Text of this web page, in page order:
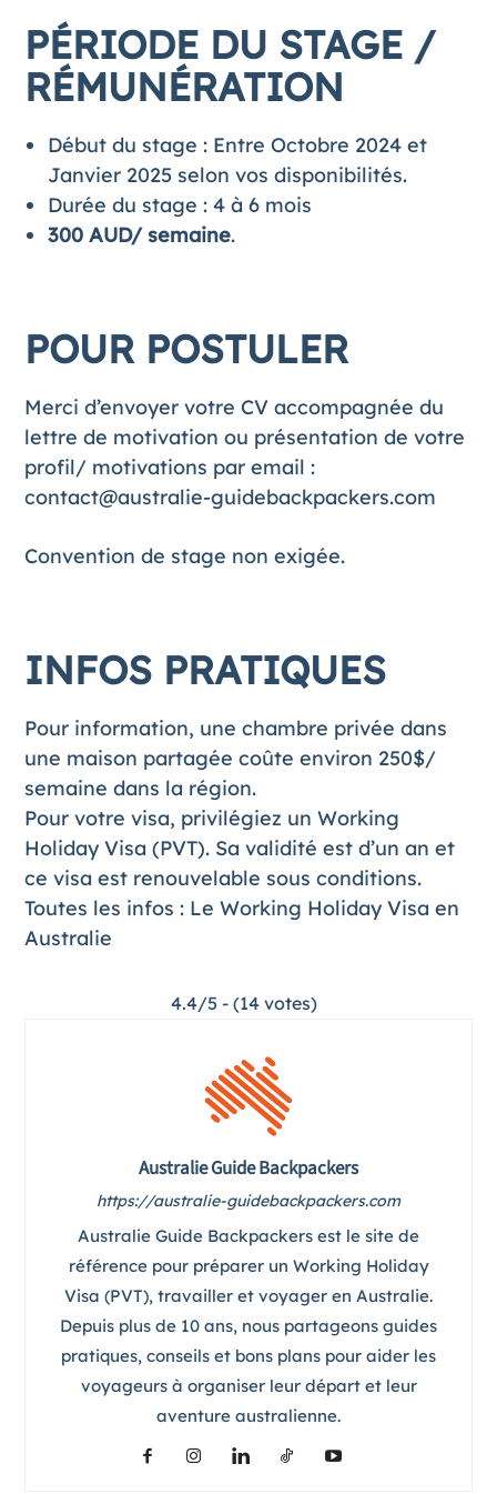
PÉRIODE DU STAGE /
RÉMUNÉRATION
Début du stage : Entre Octobre 2024 et
Janvier 2025 selon vos disponibilités.
Durée du stage : 4 à 6 mois
300 AUD/ semaine.
POUR POSTULER
Merci d’envoyer votre CV accompagnée du
lettre de motivation ou présentation de votre
profil/ motivations par email :
contact@australie-guidebackpackers.com
Convention de stage non exigée.
INFOS PRATIQUES
Pour information, une chambre privée dans
une maison partagée coûte environ 250$/
semaine dans la région.
Pour votre visa, privilégiez un Working
Holiday Visa (PVT). Sa validité est d’un an et
ce visa est renouvelable sous conditions.
Toutes les infos : Le Working Holiday Visa en
Australie
4.4/5 - (14 votes)
Australie Guide Backpackers
https://australie-guidebackpackers.com
Australie Guide Backpackers est le site de
référence pour préparer un Working Holiday
Visa (PVT), travailler et voyager en Australie.
Depuis plus de 10 ans, nous partageons guides
pratiques, conseils et bons plans pour aider les
voyageurs à organiser leur départ et leur
aventure australienne.